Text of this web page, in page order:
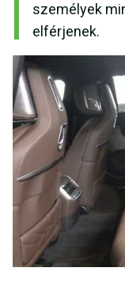
személyek
elférjenek.